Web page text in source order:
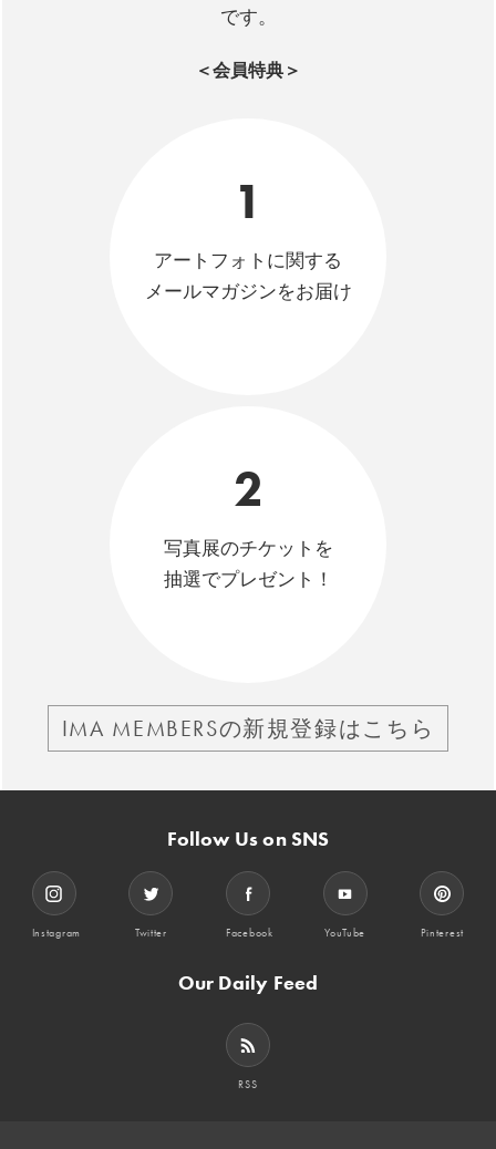
です。
＜会員特典＞
1
アートフォトに関する
メールマガジンをお届け
2
写真展のチケットを
抽選でプレゼント！
IMA MEMBERSの新規登録はこちら
Follow Us on SNS
Instagram Twitter Facebook YouTube Pinterest
Our Daily Feed
RSS